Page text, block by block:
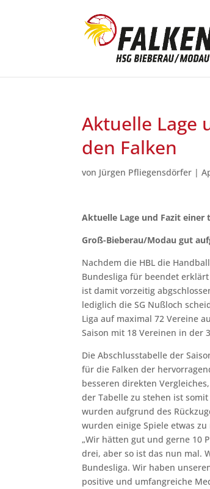
Aktuelle Lage
den Falken
von Jürgen Pfliegensdörfer |
Aktuelle Lage und Fazit einer
Groß-Bieberau/Modau gut
Nachdem die HBL die
Bundesliga für beendet
ist damit vorzeitig
lediglich die SG Nußloch
Liga auf maximal 72 Vereine
Saison mit 18 Vereinen in der
Die Abschlusstabelle der
für die Falken der
besseren direkten
der Tabelle zu stehen ist
wurden aufgrund des
wurden einige Spiele etwas
„Wir hätten gut und gerne 10
drei, aber so ist das nun mal.
Bundesliga. Wir haben
positive und umfangreiche